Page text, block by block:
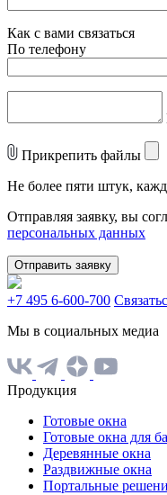
Как с вами связаться
По телефону
Прикрепить файлы
Не более пяти штук,
Отправляя заявку, вы
персональных данных
Отправить заявку
+7 495 6-600-700
Мы в социальных медиа
Продукция
Готовые окна
Готовые окна для
Деревянные окна
Раздвижные окна
Портальные